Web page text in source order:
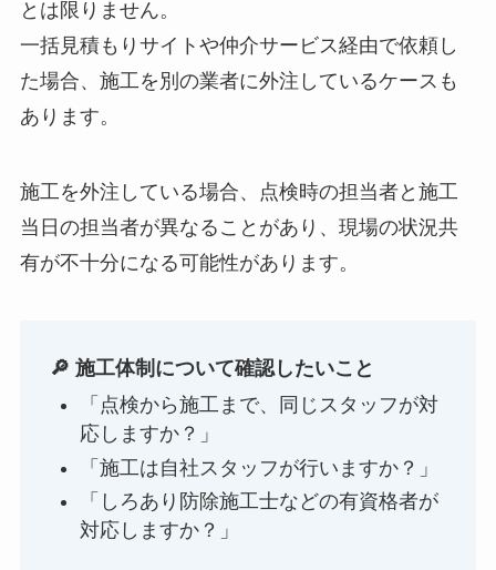
とは限りません。
一括見積もりサイトや仲介サービス経由で依頼し
た場合、施工を別の業者に外注しているケースも
あります。
施工を外注している場合、点検時の担当者と施工
当日の担当者が異なることがあり、現場の状況共
有が不十分になる可能性があります。
🔎 施工体制について確認したいこと
「点検から施工まで、同じスタッフが対
応しますか？」
「施工は自社スタッフが行いますか？」
「しろあり防除施工士などの有資格者が
対応しますか？」